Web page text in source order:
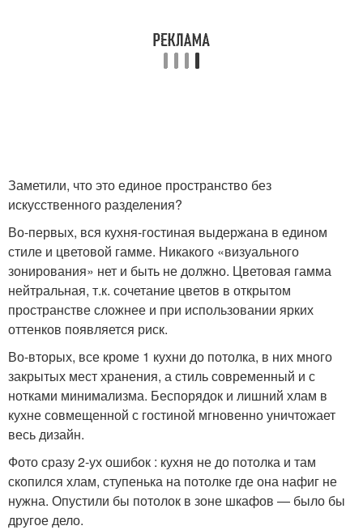
Заметили, что это единое пространство без
искусственного разделения?
Во-первых, вся кухня-гостиная выдержана в едином
стиле и цветовой гамме. Никакого «визуального
зонирования» нет и быть не должно. Цветовая гамма
нейтральная, т.к. сочетание цветов в открытом
пространстве сложнее и при использовании ярких
оттенков появляется риск.
Во-вторых, все кроме 1 кухни до потолка, в них много
закрытых мест хранения, а стиль современный и с
нотками минимализма. Беспорядок и лишний хлам в
кухне совмещенной с гостиной мгновенно уничтожает
весь дизайн.
Фото сразу 2-ух ошибок : кухня не до потолка и там
скопился хлам, ступенька на потолке где она нафиг не
нужна. Опустили бы потолок в зоне шкафов — было бы
другое дело.